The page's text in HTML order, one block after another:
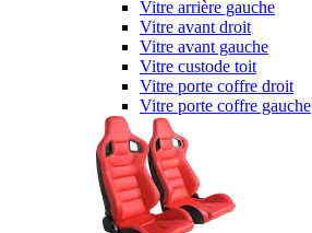
Vitre arrière gauche
Vitre avant droit
Vitre avant gauche
Vitre custode toit
Vitre porte coffre droit
Vitre porte coffre gauche